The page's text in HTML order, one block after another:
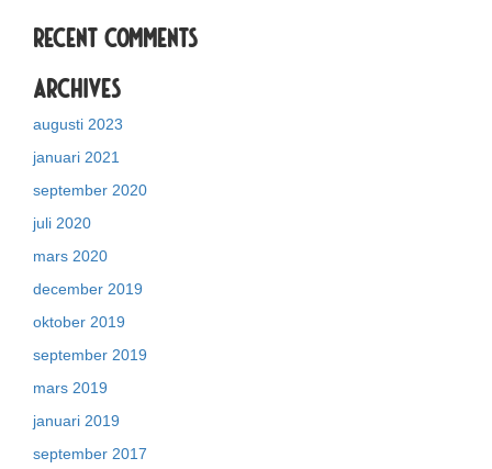
Recent Comments
Archives
augusti 2023
januari 2021
september 2020
juli 2020
mars 2020
december 2019
oktober 2019
september 2019
mars 2019
januari 2019
september 2017